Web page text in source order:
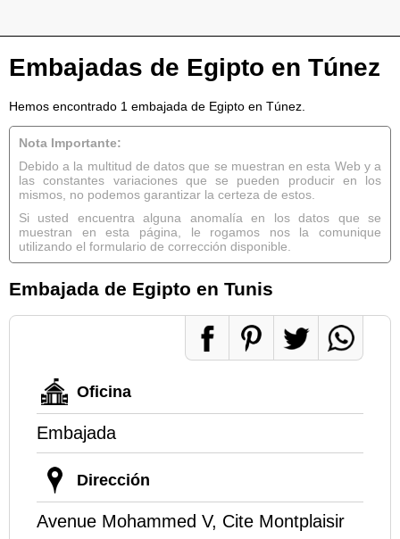
Embajadas de Egipto en Túnez
Hemos encontrado 1 embajada de Egipto en Túnez.
Nota Importante:
Debido a la multitud de datos que se muestran en esta Web y a
las constantes variaciones que se pueden producir en los
mismos, no podemos garantizar la certeza de estos.
Si usted encuentra alguna anomalía en los datos que se
muestran en esta página, le rogamos nos la comunique
utilizando el formulario de corrección disponible.
Embajada de Egipto en Tunis
Oficina
Embajada
Dirección
Avenue Mohammed V, Cite Montplaisir